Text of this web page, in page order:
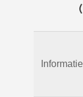
Informatie